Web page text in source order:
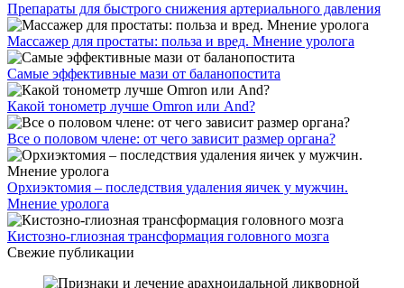
Препараты для быстрого снижения артериального давления
Массажер для простаты: польза и вред. Мнение уролога
Самые эффективные мази от баланопостита
Какой тонометр лучше Omron или And?
Все о половом члене: от чего зависит размер органа?
Орхиэктомия – последствия удаления яичек у мужчин.
Мнение уролога
Кистозно-глиозная трансформация головного мозга
Свежие публикации